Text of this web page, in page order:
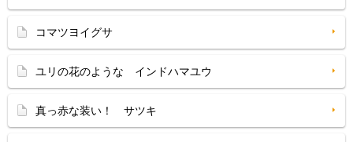
コマツヨイグサ
ユリの花のような インドハマユウ
真っ赤な装い！ サツキ